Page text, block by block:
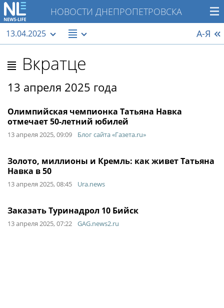
НОВОСТИ ДНЕПРОПЕТРОВСКА
13.04.2025 А-Я
Вкратце
13 апреля 2025 года
Олимпийская чемпионка Татьяна Навка
отмечает 50-летний юбилей
13 апреля 2025, 09:09 Блог сайта «Газета.ru»
Золото, миллионы и Кремль: как живет Татьяна
Навка в 50
13 апреля 2025, 08:45 Ura.news
Заказать Туринадрол 10 Бийск
13 апреля 2025, 07:22 GAG.news2.ru